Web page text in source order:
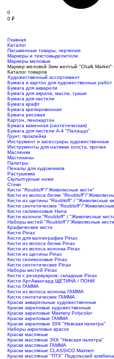
0
0 ₽
Главная
Каталог
Письменные товары, черчение
Маркеры и текстовыделители
Маркеры меловые
Маркер меловой 3мм желтый "Chalk Marker"
Каталог товаров
Художественный ассортимент
Бумага и картон для художественных работ
Бумага для акварели
Бумага для акрила, масла, гуаши
Бумага для пастели
Бумага крафт
Бумага крепировонная
Бумага рисовая
Картон, пенокартон
Бумага каменная (синтетическая)
Бумага для пастели А-4 "Палаццо"
Грунт, проклейка
Инструмент и аксессуары художественные
Инструменты для натяжки холста, прочее
Масленки
Мастихины
Палитры
Пеналы для художников
Растушевка
Скульптурные ножи
Стеки
Кисти "Roubloff"/"Живописные кисти"
Кисти из волоса белки "Roubloff"/
Кисти из щетины "Roubloff" / "Живописные
Кисти синтетические "Roubloff"/
Кисти силиконовые Hana
Кисти колонок "Roubloff" / "Живописные
Наборы кистей "Roubloff"/"Живописные
Крафические кисти
Кисти Pinax
Кисти для каллиграфии Pinax
Кисти из волоса белки Pinax
Кисти из волоса колонка Pinax
Кисти из щетины Pinax
Кисти силиконовые Pinax
Кисти синтетические Pinax
Наборы кистей Pinax
Кисти с резервуаром; складные Pinax
Кисти АртАвангард ЩЕТИНА / ПОНИ
Кисти ГАММА
Кисти из волоса колонка ГАММА
Кисти синтетические ГАММА
Краски акварельные художественные
Краски акриловые художественные
Краски акриловые Maimery Polycolor
Краски акриловые ГАММА
Краски акриловые ЗХК "Невская палитра"
Наборы акриловых красок
Краски масляные
Краски масляные ЗХК "Невская палитра"
Краски масляные ГАММА
Краски масляные CLASSICO Maimeri
Краски масляные "ПТХ" Подольский